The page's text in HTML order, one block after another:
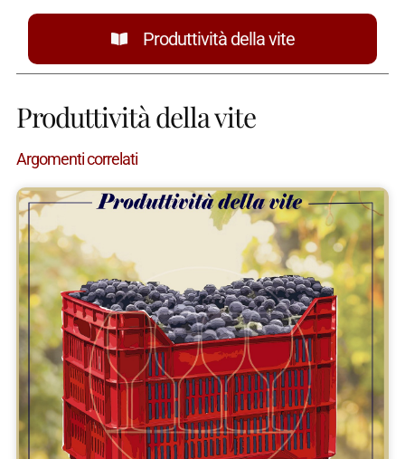
Produttività della vite
Produttività della vite
Argomenti correlati